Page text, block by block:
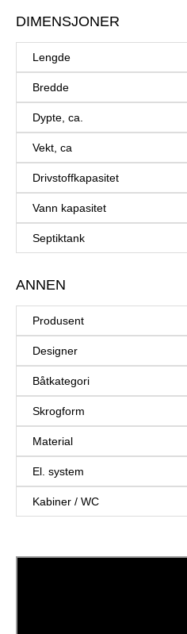
DIMENSJONER
Lengde
Bredde
Dypte, ca.
Vekt, ca
Drivstoffkapasitet
Vann kapasitet
Septiktank
ANNEN
Produsent
Designer
Båtkategori
Skrogform
Material
El. system
Kabiner / WC